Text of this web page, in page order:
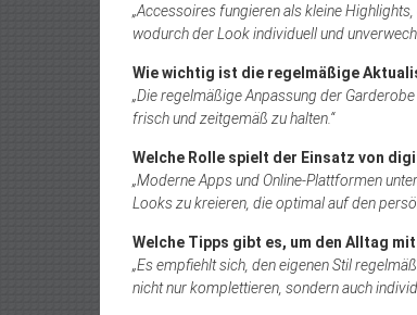
„Accessoires fungieren als kleine
wodurch der Look individuell und
Wie wichtig ist die regelmäßige
„Die regelmäßige Anpassung der
frisch und zeitgemäß zu halten.“
Welche Rolle spielt der Einsatz von
„Moderne Apps und Online-Plattformen
Looks zu kreieren, die optimal auf den
Welche Tipps gibt es, um den Alltag
„Es empfiehlt sich, den eigenen Stil
nicht nur komplettieren, sondern auch